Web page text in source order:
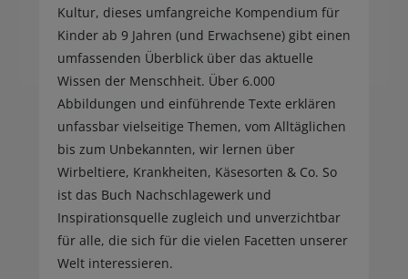
Kultur, dieses umfangreiche Kompendium für
Kinder ab 9 Jahren (und Erwachsene) gibt einen
umfassenden Überblick über das aktuelle
Wissen der Menschheit. Über 6.000
Abbildungen und einführende Texte erklären
unfassbar vielseitige Themen, vom Alltäglichen
bis zum Unbekannten, wir lernen über
Wirbeltiere, Krankheiten, Käsesorten & Co. So
ist das Buch Nachschlagewerk und
Inspirationsquelle zugleich und unverzichtbar
für alle, die sich für die vielen Facetten unserer
Welt interessieren.